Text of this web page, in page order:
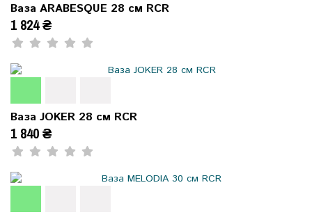
Ваза ARABESQUE 28 см RCR
1 824 ₴
Ваза JOKER 28 см RCR
1 840 ₴